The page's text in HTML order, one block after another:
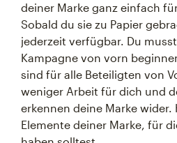
deiner Marke ganz einfach
Sobald du sie zu Papier
jederzeit verfügbar. Du
Kampagne von vorn
sind für alle Beteiligten von
weniger Arbeit für dich und
erkennen deine Marke wider.
Elemente deiner Marke, für